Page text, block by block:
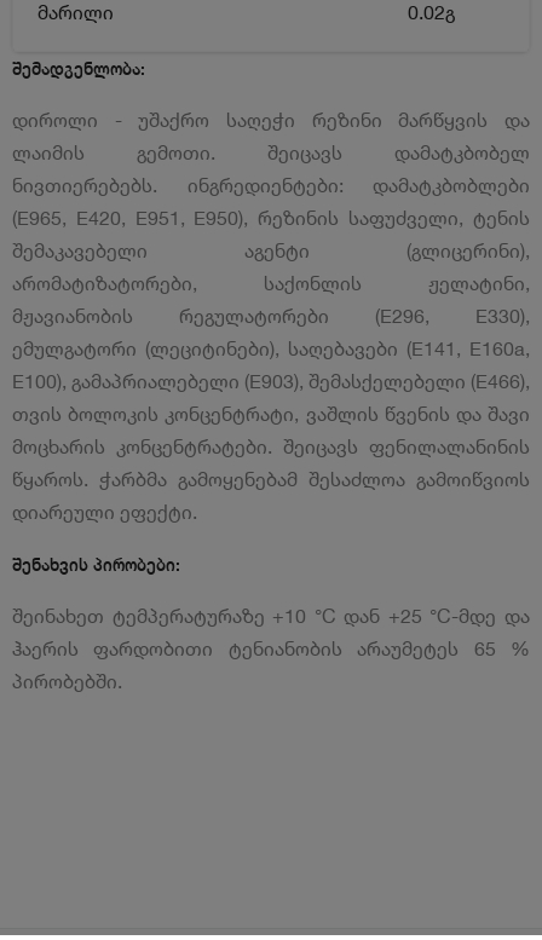
მარილი 0.02გ
შემადგენლობა:
დიროლი - უშაქრო საღეჭი რეზინი მარწყვის და
ლაიმის გემოთი. შეიცავს დამატკბობელ
ნივთიერებებს. ინგრედიენტები: დამატკბობლები
(E965, E420, E951, E950), რეზინის საფუძველი, ტენის
შემაკავებელი აგენტი (გლიცერინი),
არომატიზატორები, საქონლის ჟელატინი,
მჟავიანობის რეგულატორები (E296, E330),
ემულგატორი (ლეციტინები), საღებავები (E141, E160a,
E100), გამაპრიალებელი (E903), შემასქელებელი (E466),
თვის ბოლოკის კონცენტრატი, ვაშლის წვენის და შავი
მოცხარის კონცენტრატები. შეიცავს ფენილალანინის
წყაროს. ჭარბმა გამოყენებამ შესაძლოა გამოიწვიოს
დიარეული ეფექტი.
შენახვის პირობები:
შეინახეთ ტემპერატურაზე +10 °C დან +25 °C-მდე და
ჰაერის ფარდობითი ტენიანობის არაუმეტეს 65 %
პირობებში.